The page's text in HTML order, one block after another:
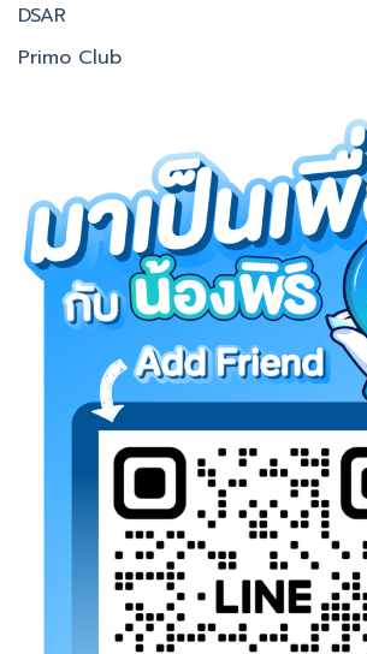
DSAR
Primo Club